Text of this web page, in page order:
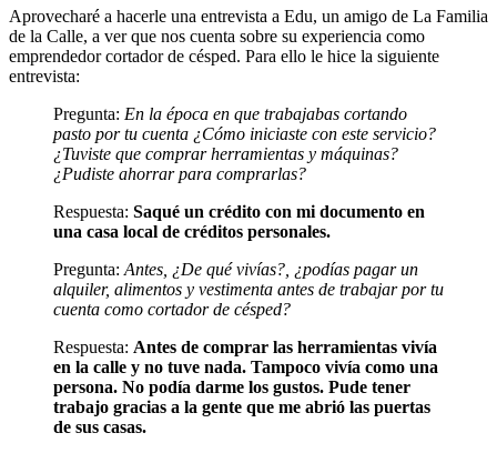
Aprovecharé a hacerle una entrevista a Edu, un amigo de La Familia
de la Calle, a ver que nos cuenta sobre su experiencia como
emprendedor cortador de césped. Para ello le hice la siguiente
entrevista:
Pregunta: En la época en que trabajabas cortando
pasto por tu cuenta ¿Cómo iniciaste con este servicio?
¿Tuviste que comprar herramientas y máquinas?
¿Pudiste ahorrar para comprarlas?
Respuesta: Saqué un crédito con mi documento en
una casa local de créditos personales.
Pregunta: Antes, ¿De qué vivías?, ¿podías pagar un
alquiler, alimentos y vestimenta antes de trabajar por tu
cuenta como cortador de césped?
Respuesta: Antes de comprar las herramientas vivía
en la calle y no tuve nada. Tampoco vivía como una
persona. No podía darme los gustos. Pude tener
trabajo gracias a la gente que me abrió las puertas
de sus casas.